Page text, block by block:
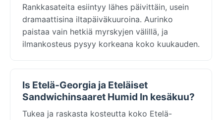
Rankkasateita esiintyy lähes päivittäin, usein
dramaattisina iltapäiväkuuroina. Aurinko
paistaa vain hetkiä myrskyjen välillä, ja
ilmankosteus pysyy korkeana koko kuukauden.
Is Etelä-Georgia ja Eteläiset
Sandwichinsaaret Humid In kesäkuu?
Tukea ja raskasta kosteutta koko Etelä-